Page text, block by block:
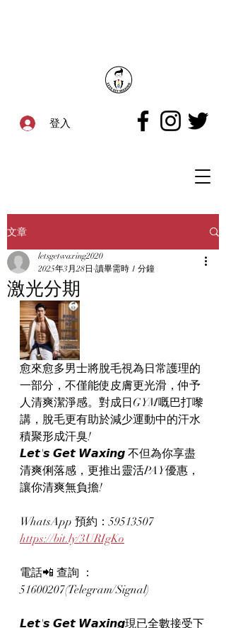
登入
文章
激光分期
letsgetwaxing2020
2025年3月28日 讀畢需時 1 分鐘
愈來愈多男士將脫毛視為日常護理的
一部分，不僅能使皮膚更光滑，仲予
人清爽潔淨感。對成日GYM嘅巴打嚟
講，脫毛更有助於減少運動中的汗水
積聚形成汗臭!
𝙇𝙚𝙩'𝙨 𝙂𝙚𝙩 𝙒𝙖𝙭𝙞𝙣𝙜 不但為你享盡
清爽俐落感，更推出靈活PAY優惠，
讓你清爽無負擔!
WhatsApp 預約：59513507
https://bit.ly/3URIgKo
電話📲 查詢 ：
51600207(Telegram/Signal)
𝙇𝙚𝙩'𝙨 𝙂𝙚𝙩 𝙒𝙖𝙭𝙞𝙣𝙜現已全數接受下